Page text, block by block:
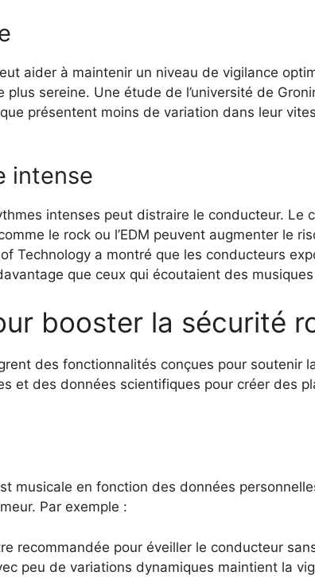
aider à maintenir un niveau de vigilance
sereine. Une étude de l’université de
présentent moins de variation dans leur
intense
intenses peut distraire le conducteur. Le
le rock ou l’EDM peuvent augmenter le
Technology a montré que les conducteurs
que ceux qui écoutaient des
booster la sécurité
des fonctionnalités conçues pour soutenir
et des données scientifiques pour créer des
musicale en fonction des données
Par exemple :
recommandée pour éveiller le conducteur sans
peu de variations dynamiques maintient la